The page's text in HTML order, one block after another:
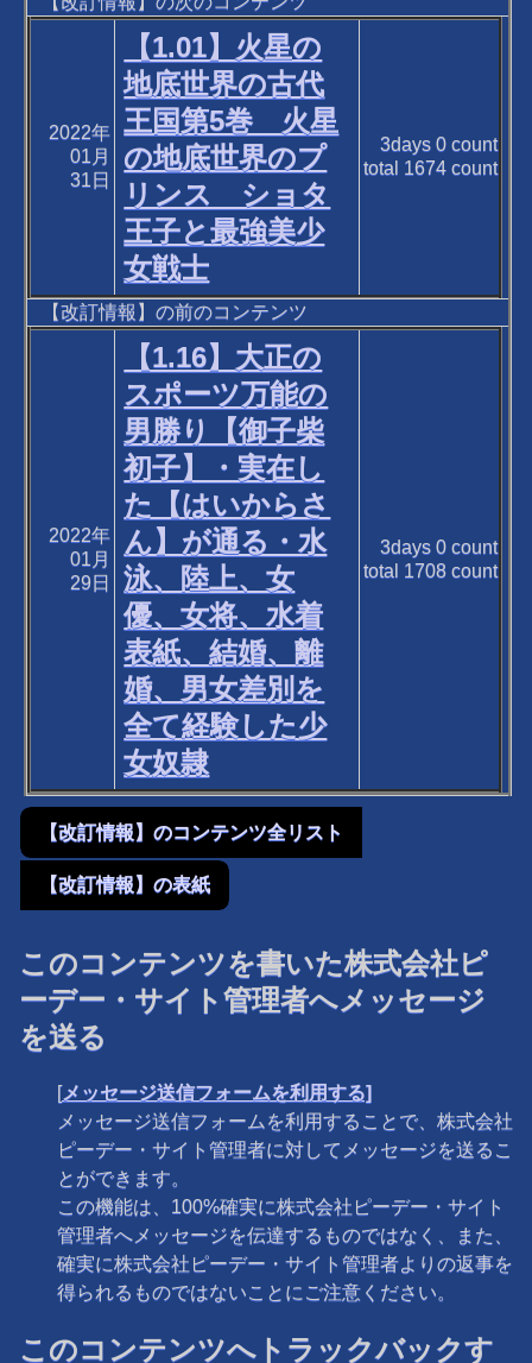
2022年
01月
31日
【1.01】火星の
地底世界の古代
王国第5巻 火星
の地底世界のプ
リンス ショタ
王子と最強美少
女戦士
3days 0count
total 1674count
【改訂情報】の前のコンテンツ
2022年
01月
29日
【1.16】大正の
スポーツ万能の
男勝り【御子柴
初子】・実在し
た【はいからさ
ん】が通る・水
泳、陸上、女
優、女将、水着
表紙、結婚、離
婚、男女差別を
全て経験した少
女奴隷
3days 0count
total 1708count
【改訂情報】のコンテンツ全リスト
【改訂情報】の表紙
このコンテンツを書いた株式会社ピ
ーデー・サイト管理者へメッセージ
を送る
[メッセージ送信フォームを利用する]
メッセージ送信フォームを利用することで、株式会社
ピーデー・サイト管理者に対してメッセージを送るこ
とができます。
この機能は、100%確実に株式会社ピーデー・サイト
管理者へメッセージを伝達するものではなく、また、
確実に株式会社ピーデー・サイト管理者よりの返事を
得られるものではないことにご注意ください。
このコンテンツへトラックバックす